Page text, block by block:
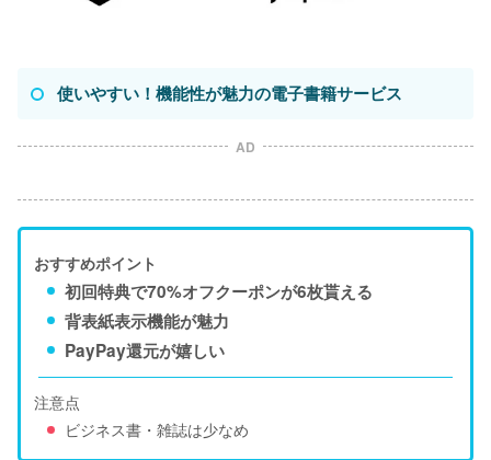
使いやすい！機能性が魅力の電子書籍サービス
AD
おすすめポイント
初回特典で70%オフクーポンが6枚貰える
背表紙表示機能が魅力
PayPay還元が嬉しい
注意点
ビジネス書・雑誌は少なめ